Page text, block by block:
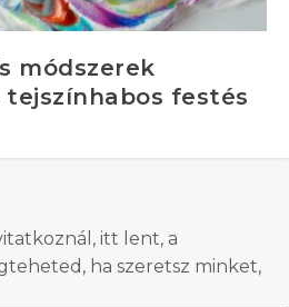
módszerek
festés
itt lent, a
ha szeretsz minket,